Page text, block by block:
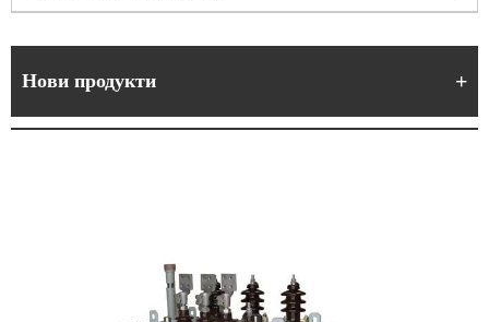
Нови продукти